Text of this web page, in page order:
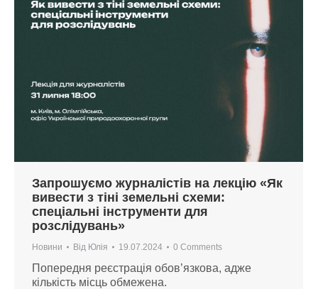
Запрошуємо журналістів на лекцію «Як
вивести з тіні земельні схеми:
спеціальні інструменти для
розслідувань»
Новини Від Юлія 19.07.2024 0 Comments
Попередня реєстрація обов’язкова, адже
кількість місць обмежена.